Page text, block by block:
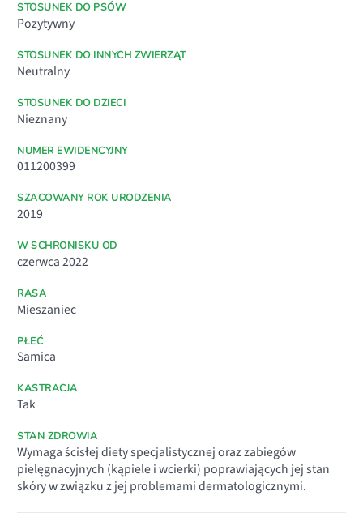
NUMER EWIDENCYJNY
011200399
SZACOWANY ROK URODZENIA
2019
W SCHRONISKU OD
czerwca 2022
RASA
Mieszaniec
PŁEĆ
Samica
KASTRACJA
Tak
STOSUNEK DO PSÓW
Pozytywny
STOSUNEK DO INNYCH ZWIERZĄT
Neutralny
STOSUNEK DO DZIECI
Nieznany
STAN ZDROWIA
Wymaga ścisłej diety specjalistycznej oraz zabiegów
pielęgnacyjnych (kąpiele i wcierki) poprawiających jej stan
skóry w związku z jej problemami dermatologicznymi.